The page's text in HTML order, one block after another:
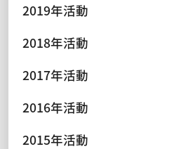
2019年活動
2018年活動
2017年活動
2016年活動
2015年活動